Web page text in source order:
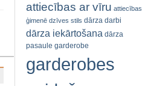
attiecības ar vīru attiecības
ģimenē dzīves stils dārza darbi
dārza iekārtošana dārza
pasaule garderobe
garderobes